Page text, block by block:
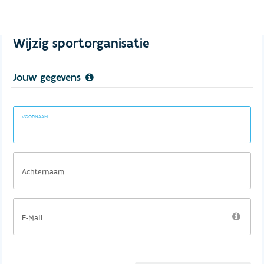
Wijzig sportorganisatie
Jouw gegevens
VOORNAAM
Achternaam
E-Mail